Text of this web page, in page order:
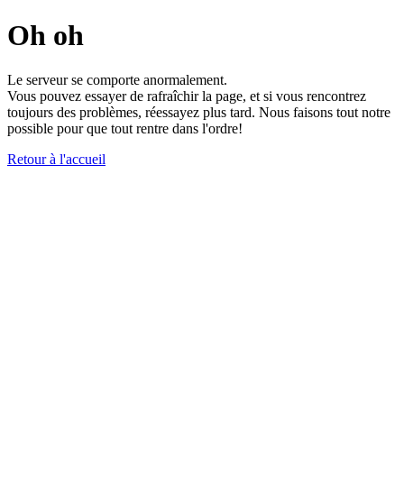
Oh oh
Le serveur se comporte anormalement.
Vous pouvez essayer de rafraîchir la page, et si vous rencontrez
toujours des problèmes, réessayez plus tard. Nous faisons tout notre
possible pour que tout rentre dans l'ordre!
Retour à l'accueil